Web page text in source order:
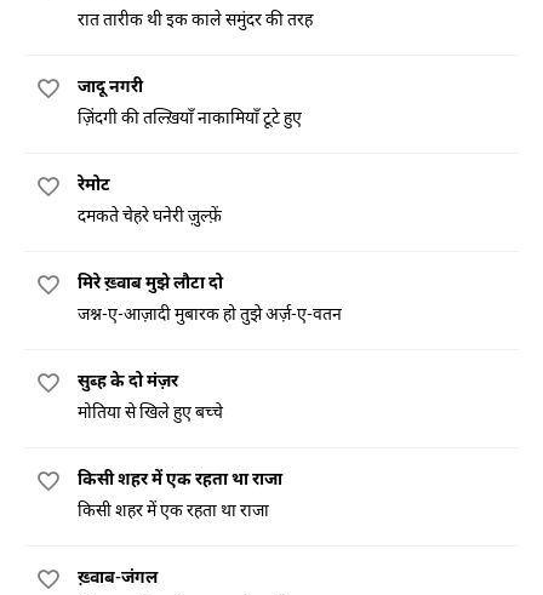
रात तारीक थी इक काले समुंदर की तरह
जादू नगरी
ज़िंदगी की तल्ख़ियाँ नाकामियाँ टूटे हुए
रेमोट
दमकते चेहरे घनेरी ज़ुल्फ़ें
मिरे ख़्वाब मुझे लौटा दो
जश्न-ए-आज़ादी मुबारक हो तुझे अर्ज़-ए-वतन
सुब्ह के दो मंज़र
मोतिया से खिले हुए बच्चे
किसी शहर में एक रहता था राजा
किसी शहर में एक रहता था राजा
ख़्वाब-जंगल